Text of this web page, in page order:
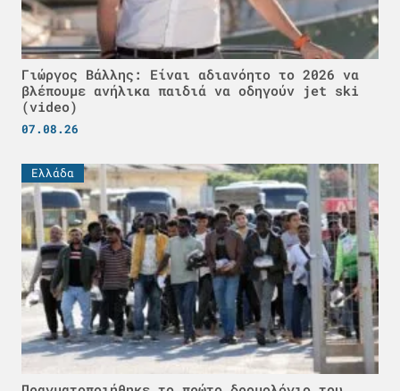
Γιώργος Βάλλης: Είναι αδιανόητο το 2026 να
βλέπουμε ανήλικα παιδιά να οδηγούν jet ski
(video)
07.08.26
Ελλάδα